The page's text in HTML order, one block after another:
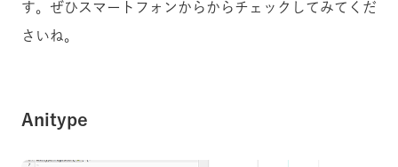
す。ぜひスマートフォンからからチェックしてみてくだ
さいね。
Anitype